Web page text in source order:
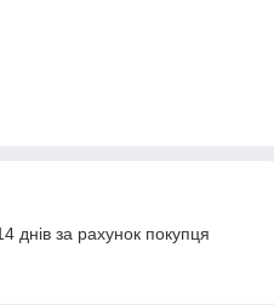
днів за рахунок покупця